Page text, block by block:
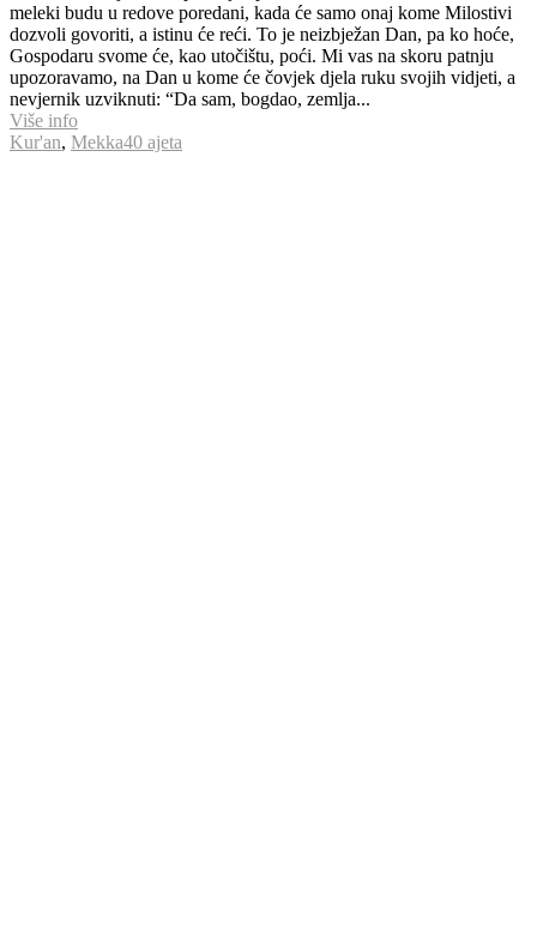
meleki budu u redove poredani, kada će samo onaj kome Milostivi
dozvoli govoriti, a istinu će reći. To je neizbježan Dan, pa ko hoće,
Gospodaru svome će, kao utočištu, poći. Mi vas na skoru patnju
upozoravamo, na Dan u kome će čovjek djela ruku svojih vidjeti, a
nevjernik uzviknuti: “Da sam, bogdao, zemlja...
Više info
Kur'an, Mekka40 ajeta